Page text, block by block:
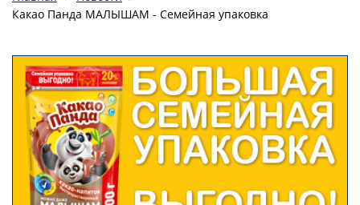
Какао Панда МАЛЫШАМ - Семейная упаковка